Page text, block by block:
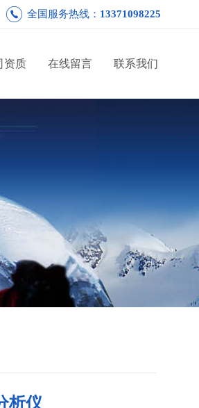
全国服务热线： 13371098225
资质 在线留言 联系我们
析仪